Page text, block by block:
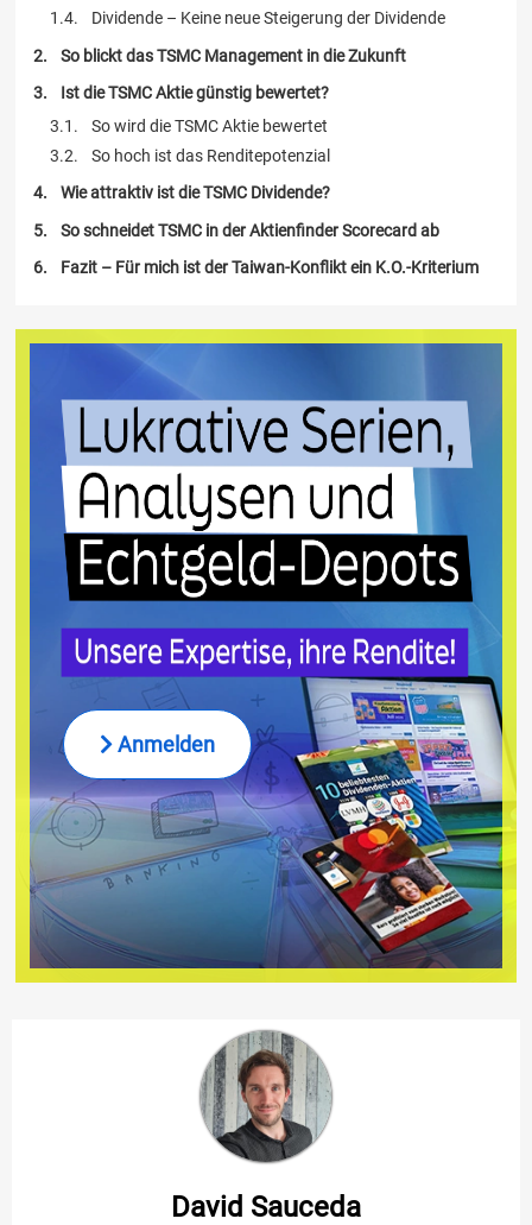
Dividende – Keine neue Steigerung der Dividende
So blickt das TSMC Management in die Zukunft
Ist die TSMC Aktie günstig bewertet?
So wird die TSMC Aktie bewertet
So hoch ist das Renditepotenzial
Wie attraktiv ist die TSMC Dividende?
So schneidet TSMC in der Aktienfinder Scorecard ab
Fazit – Für mich ist der Taiwan-Konflikt ein K.O.-Kriterium
Anmelden
David Sauceda